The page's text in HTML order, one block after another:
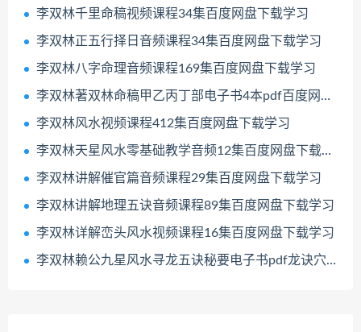
李双林千里命稿视频课程34集百度网盘下载学习
李双林正五行择日音频课程34集百度网盘下载学习
李双林八字命理音频课程169集百度网盘下载学习
李双林著双林命稿甲乙丙丁部电子书4本pdf百度网盘下载学习
李双林风水视频课程412集百度网盘下载学习
李双林天星风水零基础教学音频12集百度网盘下载学习
李双林讲解催官篇音频课程29集百度网盘下载学习
李双林讲解地理五诀音频课程89集百度网盘下载学习
李双林详解峦头风水视频课程16集百度网盘下载学习
李双林赖公九星风水寻龙五诀秘要电子书pdf龙诀穴诀砂诀水诀理气秘要百度网盘下载学习